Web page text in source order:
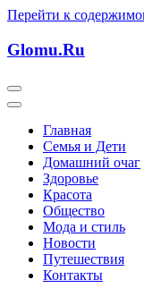
Перейти к
Glomu.Ru
Главная
Семья и Дети
Домашний очаг
Здоровье
Красота
Общество
Мода и стиль
Новости
Путешествия
Контакты